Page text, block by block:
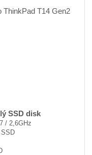
SSD disk
/ 2,6GHz